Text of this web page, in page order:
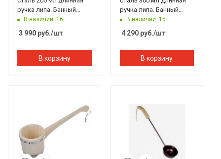
ручка липа. Банный
Эксперт
В наличии: 16
3 990 руб./шт
В корзину
ручка липа. Банный
Эксперт
В наличии: 15
4 290руб./шт
В корзину